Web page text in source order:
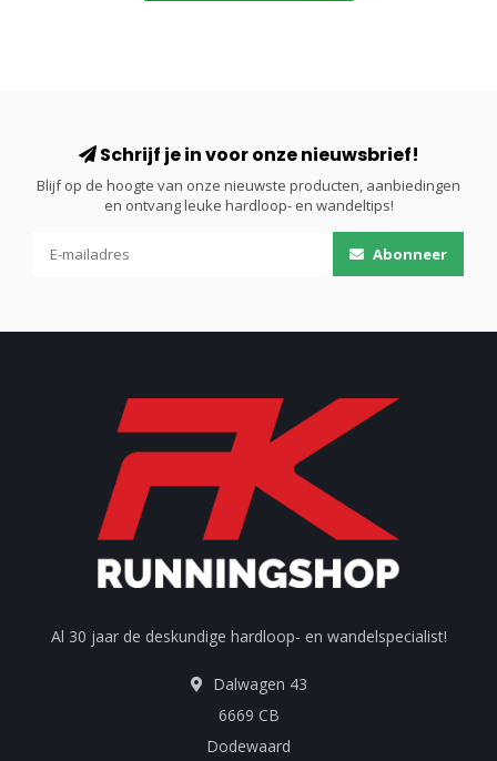
Schrijf je in voor onze nieuwsbrief!
Blijf op de hoogte van onze nieuwste producten, aanbiedingen
en ontvang leuke hardloop- en wandeltips!
Abonneer
Al 30 jaar de deskundige hardloop- en wandelspecialist!
Dalwagen 43
6669 CB
Dodewaard